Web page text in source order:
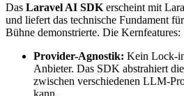
Das Laravel AI SDK erscheint mit
und liefert das technische Fundament
Bühne demonstrierte. Die Kernfeatures:
Provider-Agnostik: Kein Lock-
Anbieter. Das SDK abstrahiert
zwischen verschiedenen LLM-
kann.